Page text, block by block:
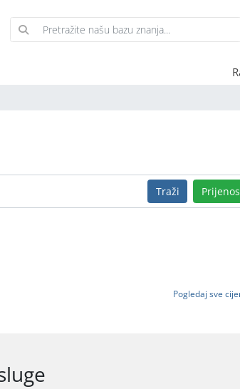
Traži Prijenos
Pogledaj sve